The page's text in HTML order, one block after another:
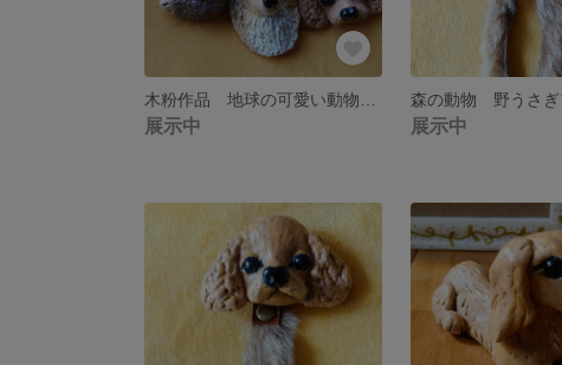
展示中 展示中